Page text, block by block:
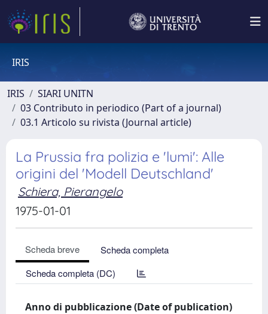
IRIS
IRIS
SIARI UNITN
03 Contributo in periodico (Part of a journal)
03.1 Articolo su rivista (Journal article)
La Prussia fra polizia e 'lumi': Alle
origini del 'Modell Deutschland'
Schiera, Pierangelo
1975-01-01
Scheda breve
Scheda completa
Scheda completa (DC)
Anno di pubblicazione (Date of publication)